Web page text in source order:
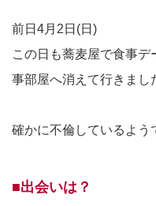
前日4月2日(日)
この日も蕎麦屋で食事
事部屋へ消えて行きまし
確かに不倫しているよう
■出会いは？